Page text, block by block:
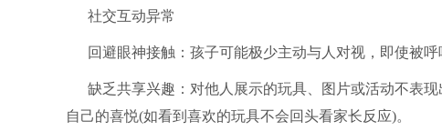
社交互动异常
回避眼神接触：孩子可能极少主动与人对视，即使被呼
缺乏共享兴趣：对他人展示的玩具、图片或活动不表
自己的喜悦(如看到喜欢的玩具不会回头看家长反应)。